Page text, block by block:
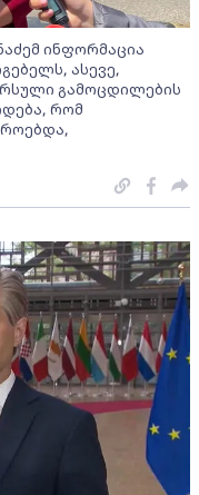
ინფორმაცია
ასევე,
გამოცდილების
რომ